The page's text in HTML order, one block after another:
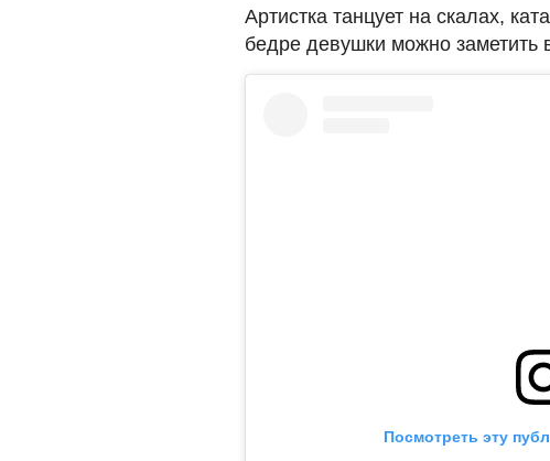
Артистка танцует на скалах,
бедре девушки можно заметить
Посмотреть эту